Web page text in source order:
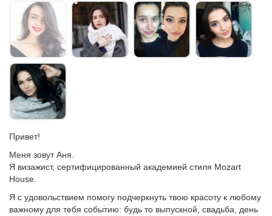
Привет!
Меня зовут Аня.
Я визажист, сертифицированный академией стиля Mozart
House.
Я с удовольствием помогу подчеркнуть твою красоту к любому
важному для тебя событию: будь то выпускной, свадьба, день